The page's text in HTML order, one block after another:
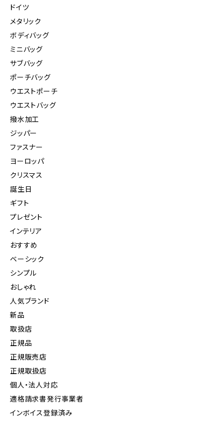
ドイツ
メタリック
ボディバッグ
ミニバッグ
サブバッグ
ポーチバッグ
ウエストポーチ
ウエストバッグ
撥水加工
ジッパー
ファスナー
ヨーロッパ
クリスマス
誕生日
ギフト
プレゼント
インテリア
おすすめ
ベーシック
シンプル
おしゃれ
人気ブランド
新品
取扱店
正規品
正規販売店
正規取扱店
個人・法人対応
適格請求書発行事業者
インボイス登録済み